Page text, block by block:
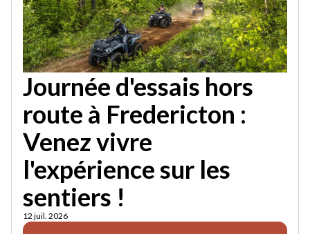
Journée d'essais hors
route à Fredericton :
Venez vivre
l'expérience sur les
sentiers !
12 juil. 2026